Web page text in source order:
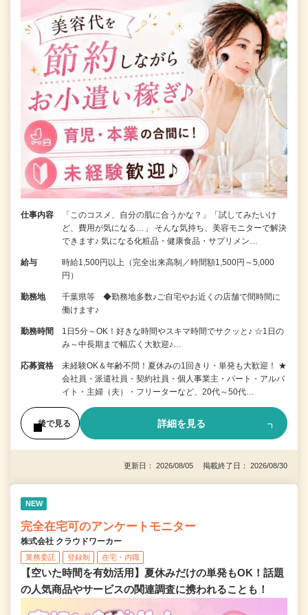
仕事内容
「このコスメ、自分の肌に合うかな？」「試してみたいけ
ど、費用が気になる…」 そんな気持ち、美容モニターで解決
できます♪ 気になる化粧品・健康食品・サプリメン…
給与
時給1,500円以上（完全出来高制／時間額1,500円～5,000
円）
勤務地
千葉県等 ◆勤務地多数♪ご自宅やお近くの店舗で間時間に
働けます♪
勤務時間
1日5分～OK！好きな時間やスキマ時間でサクッと♪ ☆1日の
み～中長期まで幅広く大歓迎♪…
応募資格
未経験OK＆年齢不問！夏休みの1回きり・単発も大歓迎！ ★
会社員・派遣社員・契約社員・個人事業主・パート・アルバ
イト・主婦（夫）・フリーターなど、20代～50代…
後で見る 詳細を見る
更新日： 2026/08/05 掲載終了日： 2026/08/30
NEW
完全在宅可のアンケートモニター
株式会社 クラウドワーカー
業務委託 登録制 在宅・内職
【空いた時間を有効活用】夏休みだけの単発もOK！話題
の人気商品やサービスの関連調査に携われることも！